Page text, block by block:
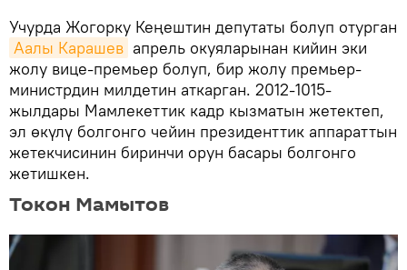
Учурда Жогорку Кеңештин депутаты болуп отурган
Аалы Карашев апрель окуяларынан кийин эки
жолу вице-премьер болуп, бир жолу премьер-
министрдин милдетин аткарган. 2012-1015-
жылдары Мамлекеттик кадр кызматын жетектеп,
эл өкүлү болгонго чейин президенттик аппараттын
жетекчисинин биринчи орун басары болгонго
жетишкен.
Токон Мамытов